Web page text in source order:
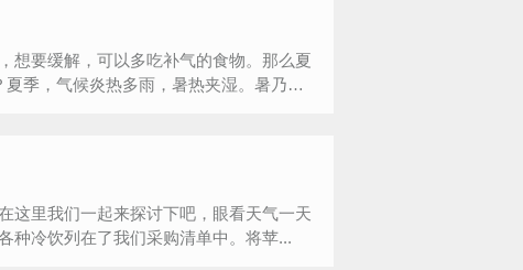
想要缓解，可以多吃补气的食物。那么夏
季，气候炎热多雨，暑热夹湿。暑乃火
这里我们一起来探讨下吧，眼看天气一天
种冷饮列在了我们采购清单中。将苹...